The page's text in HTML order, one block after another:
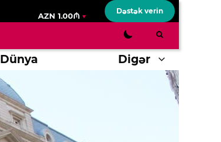
AZN 1.00₼
Dəstək verin
Dünya Digər